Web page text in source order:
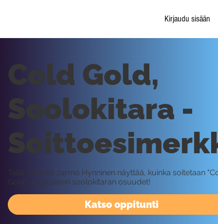
Kirjaudu sisään
Katso oppitunti
Cold Gold,
Soolokitara -
Tällä videolla Jarmo Hynninen näyttää, kuinka soitetaan
Gold" -kappaleen soolokitaran osuudet!